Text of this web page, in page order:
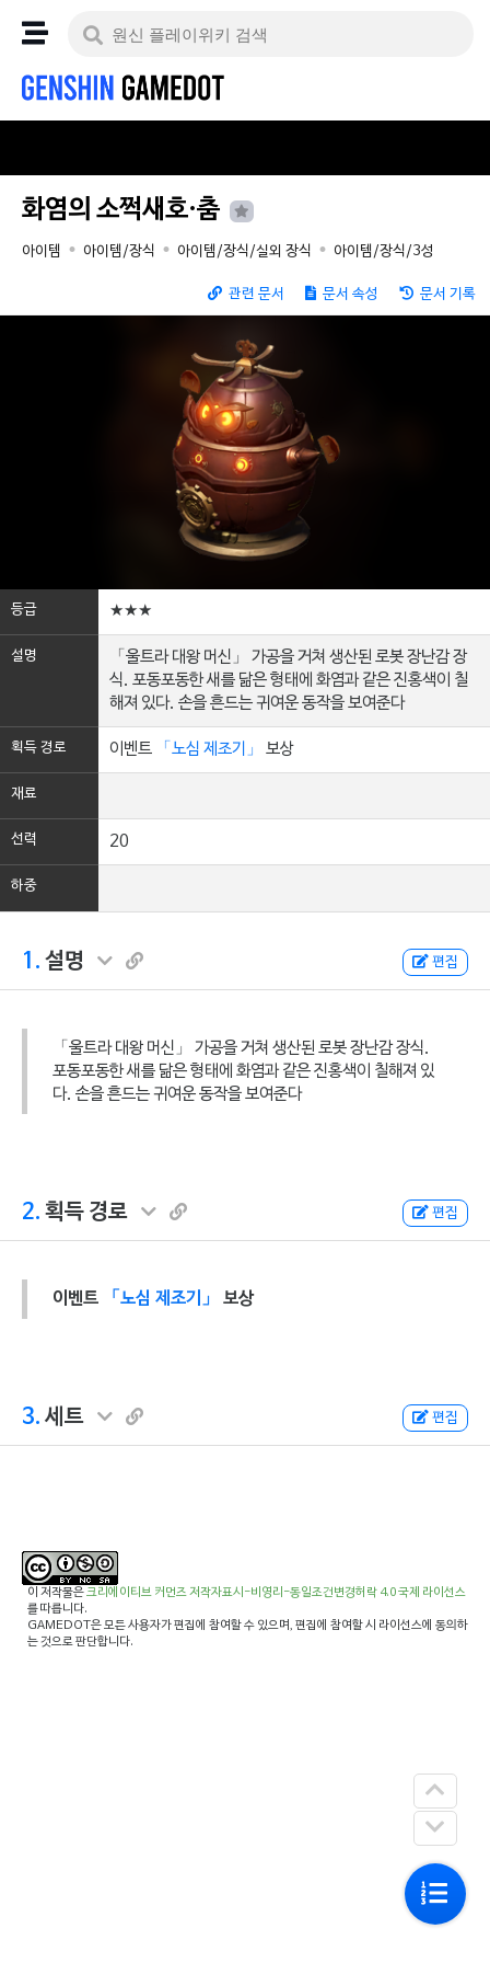
화염의 소쩍새호·춤
아이템 아이템/장식 아이템/장식/실외 장식 아이템/장식/3성
관련 문서 문서 속성 문서 기록
등급 ★★★
설명
「울트라 대왕 머신」 가공을 거쳐 생산된 로봇 장난감 장
식. 포동포동한 새를 닮은 형태에 화염과 같은 진홍색이 칠
해져 있다. 손을 흔드는 귀여운 동작을 보여준다
획득 경로 이벤트 「노심 제조기」 보상
재료
선력 20
하중
1. 설명 편집
「울트라 대왕 머신」 가공을 거쳐 생산된 로봇 장난감 장식.
포동포동한 새를 닮은 형태에 화염과 같은 진홍색이 칠해져 있
다. 손을 흔드는 귀여운 동작을 보여준다
2. 획득 경로 편집
이벤트 「노심 제조기」 보상
3. 세트 편집
이 저작물은크리에이티브 커먼즈 저작자표시-비영리-동일조건변경허락 4.0 국제 라이선스
를 따릅니다.
GAMEDOT은 모든 사용자가 편집에 참여할 수 있으며, 편집에 참여할 시 라이선스에 동의하
는 것으로 판단합니다.